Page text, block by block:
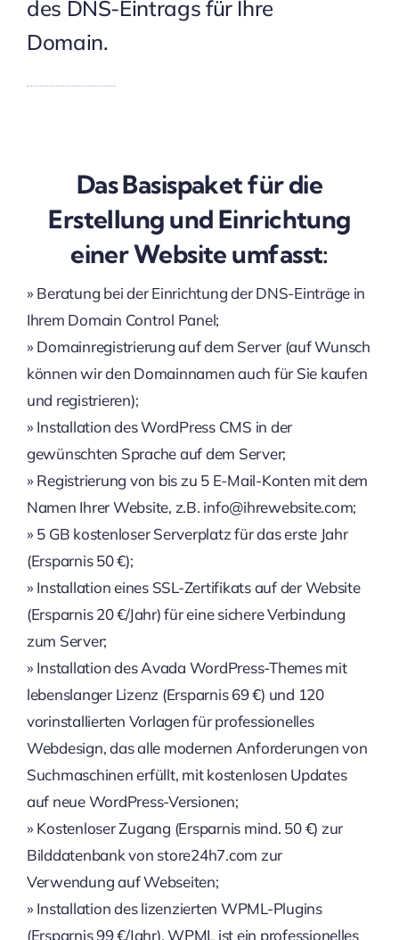
des DNS-Eintrags für Ihre
Domain.
Das Basispaket für die
Erstellung und Einrichtung
einer Website umfasst:
» Beratung bei der Einrichtung der DNS-Einträge in
Ihrem Domain Control Panel;
» Domainregistrierung auf dem Server (auf Wunsch
können wir den Domainnamen auch für Sie kaufen
und registrieren);
» Installation des WordPress CMS in der
gewünschten Sprache auf dem Server;
» Registrierung von bis zu 5 E-Mail-Konten mit dem
Namen Ihrer Website, z.B. info@ihrewebsite.com;
» 5 GB kostenloser Serverplatz für das erste Jahr
(Ersparnis 50 €);
» Installation eines SSL-Zertifikats auf der Website
(Ersparnis 20 €/Jahr) für eine sichere Verbindung
zum Server;
» Installation des Avada WordPress-Themes mit
lebenslanger Lizenz (Ersparnis 69 €) und 120
vorinstallierten Vorlagen für professionelles
Webdesign, das alle modernen Anforderungen von
Suchmaschinen erfüllt, mit kostenlosen Updates
auf neue WordPress-Versionen;
» Kostenloser Zugang (Ersparnis mind. 50 €) zur
Bilddatenbank von store24h7.com zur
Verwendung auf Webseiten;
» Installation des lizenzierten WPML-Plugins
(Ersparnis 99 €/Jahr). WPML ist ein professionelles